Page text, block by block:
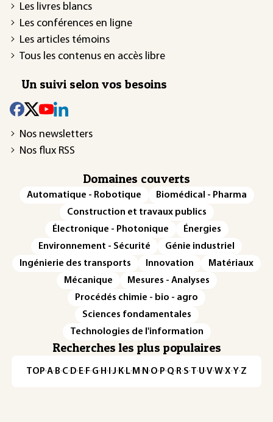
Les livres blancs
Les conférences en ligne
Les articles témoins
Tous les contenus en accès libre
Un suivi selon vos besoins
Nos newsletters
Nos flux RSS
Domaines couverts
Automatique - Robotique
Biomédical - Pharma
Construction et travaux publics
Électronique - Photonique
Énergies
Environnement - Sécurité
Génie industriel
Ingénierie des transports
Innovation
Matériaux
Mécanique
Mesures - Analyses
Procédés chimie - bio - agro
Sciences fondamentales
Technologies de l'information
Recherches les plus populaires
TOP·A·B·C· D· E· F·G· H · ·J· K· L· M · N ·O· P·Q· R·S·T·U·V·W·X·Y·Z